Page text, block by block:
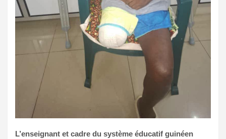
L’enseignant et cadre du système éducatif guinéen